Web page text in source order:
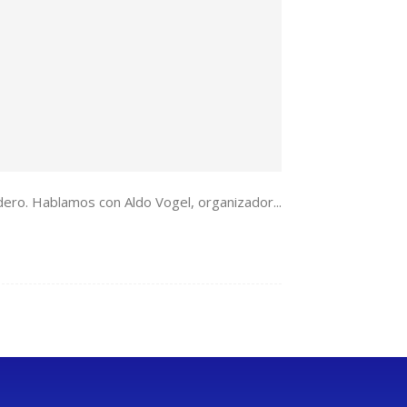
Hablamos con Aldo Vogel, organizador...